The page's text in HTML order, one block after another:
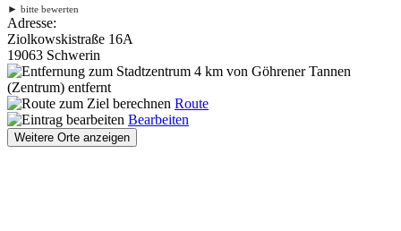
► bitte bewerten
Adresse:
Ziolkowskistraße 16A
19063 Schwerin
4 km von Göhrener Tannen
(Zentrum) entfernt
Route
Bearbeiten
Weitere Orte anzeigen